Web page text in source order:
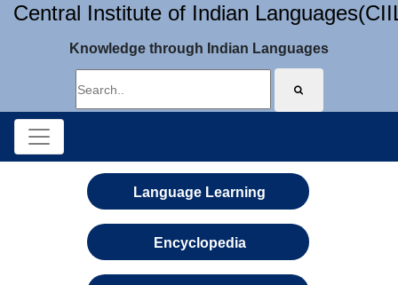
Central Institute of Indian
Knowledge through Indian Languages
Language Learning
Encyclopedia